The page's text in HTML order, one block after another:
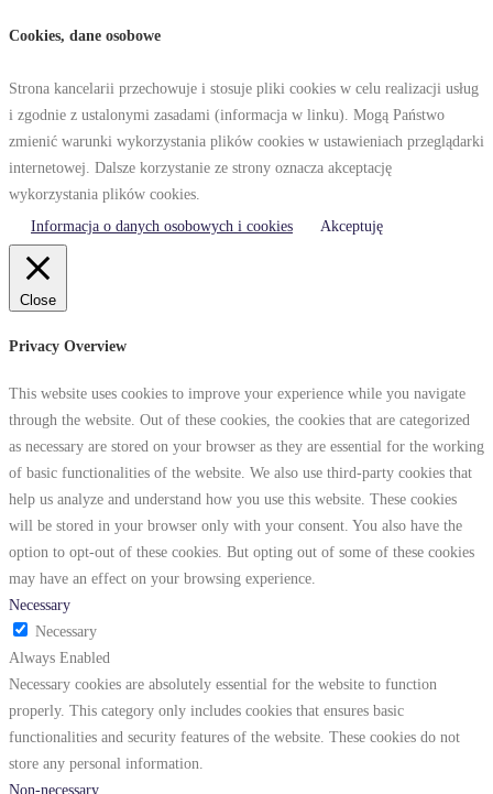
Cookies, dane osobowe
Strona kancelarii przechowuje i stosuje pliki cookies w celu realizacji usług
i zgodnie z ustalonymi zasadami (informacja w linku). Mogą Państwo
zmienić warunki wykorzystania plików cookies w ustawieniach przeglądarki
internetowej. Dalsze korzystanie ze strony oznacza akceptację
wykorzystania plików cookies.
Informacja o danych osobowych i cookies
Akceptuję
Close
Privacy Overview
This website uses cookies to improve your experience while you navigate
through the website. Out of these cookies, the cookies that are categorized
as necessary are stored on your browser as they are essential for the working
of basic functionalities of the website. We also use third-party cookies that
help us analyze and understand how you use this website. These cookies
will be stored in your browser only with your consent. You also have the
option to opt-out of these cookies. But opting out of some of these cookies
may have an effect on your browsing experience.
Necessary
Necessary
Always Enabled
Necessary cookies are absolutely essential for the website to function
properly. This category only includes cookies that ensures basic
functionalities and security features of the website. These cookies do not
store any personal information.
Non-necessary